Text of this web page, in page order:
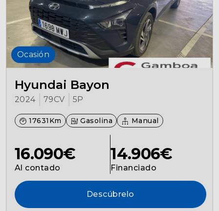
Ocasión
Hyundai Bayon
2024 79CV 5P
17631Km Gasolina Manual
16.090€
Al contado
14.906€
Financiado
Descúbrelo